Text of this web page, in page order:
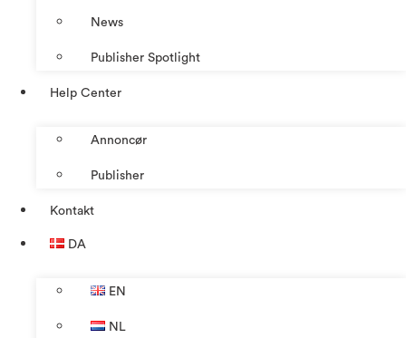
News
Publisher Spotlight
Help Center
Annoncør
Publisher
Kontakt
DA
EN
NL